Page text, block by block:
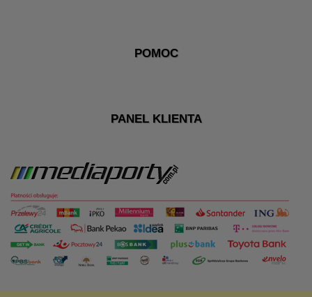
POMOC
PANEL KLIENTA